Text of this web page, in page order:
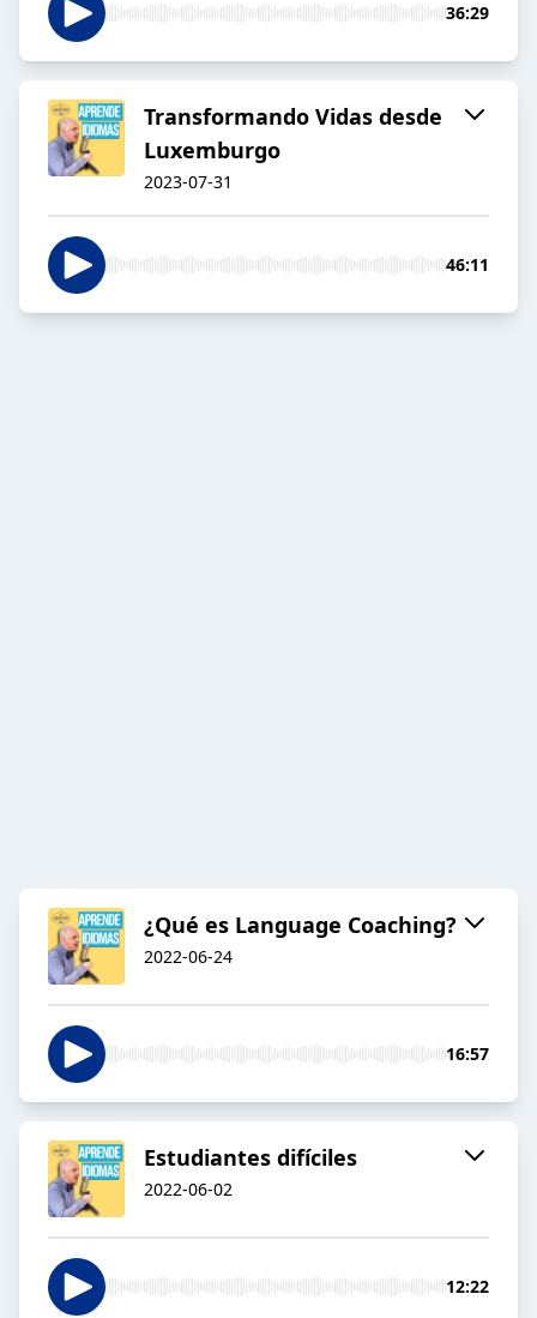
36:29
Transformando Vidas desde
Luxemburgo
2023-07-31
46:11
¿Qué es Language Coaching?
2022-06-24
16:57
Estudiantes difíciles
2022-06-02
12:22